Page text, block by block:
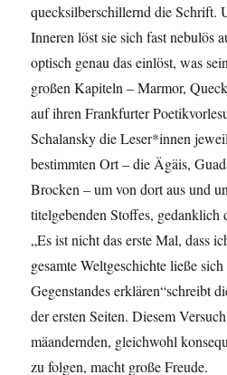
quecksilberschillernd die Schrift.
Inneren löst sie sich fast nebulös
optisch genau das einlöst, was
großen Kapiteln – Marmor,
auf ihren Frankfurter
Schalansky die Leser*innen
bestimmten Ort – die Ägäis,
Brocken – um von dort aus und
titelgebenden Stoffes, gedanklich
„Es ist nicht das erste Mal, dass
gesamte Weltgeschichte ließe
Gegenstandes erklären“schreibt
der ersten Seiten. Diesem
mäandernden, gleichwohl
zu folgen, macht große Freude.